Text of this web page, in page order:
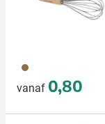
011
vanaf 0,80